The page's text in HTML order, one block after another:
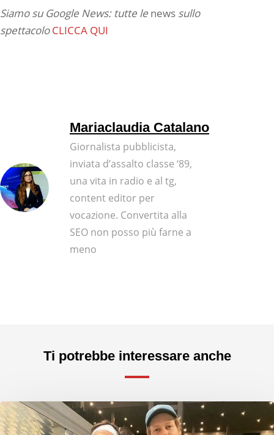
Siamo su Google News: tutte le news sullo
spettacoloCLICCA QUI
Mariaclaudia Catalano
Giornalista pubblicista,
inviata d’assalto classe ‘89,
una vita in radio e al tg,
content editor per
vocazione. Convertita alla
SEO non posso più farne a
meno
Ti potrebbe interessare anche